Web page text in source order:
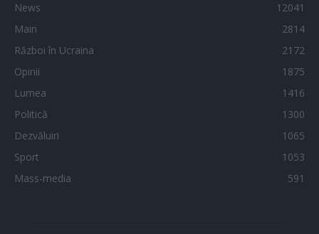
News
12041
Main
2814
Război în Ucraina
2172
Opinii
1875
Lumea
1416
Politică
1300
Dezvăluiri
1065
Sport
1053
Mass-media
591